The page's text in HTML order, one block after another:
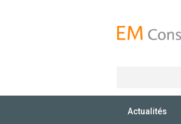
Actualités